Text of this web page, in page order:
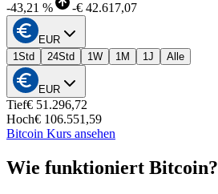
-43,21 % -€ 42.617,07
EUR
1Std
24Std 1W 1M 1J Alle
EUR
Tief€ 51.296,72
Hoch€ 106.551,59
Bitcoin Kurs ansehen
Wie funktioniert Bitcoin?